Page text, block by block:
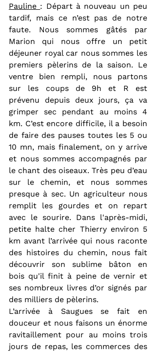
Pauline : Départ à nouveau un peu
tardif, mais ce n’est pas de notre
faute. Nous sommes gâtés par
Marion qui nous offre un petit
déjeuner royal car nous sommes les
premiers pèlerins de la saison. Le
ventre bien rempli, nous partons
sur les coups de 9h et R est
prévenu depuis deux jours, ça va
grimper sec pendant au moins 4
km. C’est encore difficile, il a besoin
de faire des pauses toutes les 5 ou
10 mn, mais finalement, on y arrive
et nous sommes accompagnés par
le chant des oiseaux. Très peu d’eau
sur le chemin, et nous sommes
presque à sec. Un agriculteur nous
remplit les gourdes et on repart
avec le sourire. Dans l'après-midi,
petite halte cher Thierry environ 5
km avant l’arrivée qui nous raconte
des histoires du chemin, nous fait
découvrir son sublime bâton en
bois qu'il finit à peine de vernir et
ses nombreux livres d’or signés par
des milliers de pèlerins.
L’arrivée à Saugues se fait en
douceur et nous faisons un énorme
ravitaillement pour au moins trois
jours de repas, les commerces des